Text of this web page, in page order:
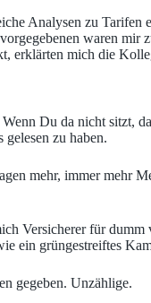
Analysen zu Tarifen
waren
erklärten mich die
Du da nicht sitzt,
zu haben.
mehr, immer mehr
Versicherer für
ein grüngestreiftes
gegeben. Unzählige.